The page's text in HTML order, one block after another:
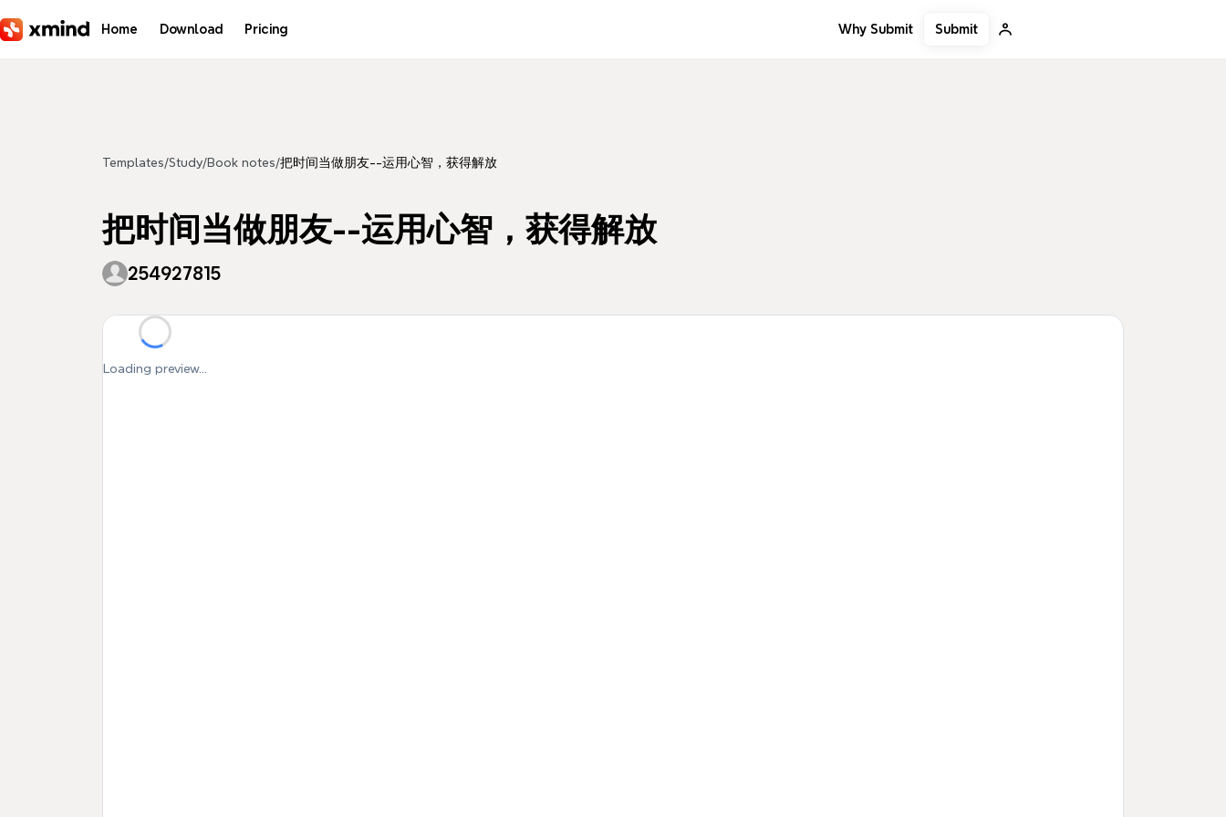
Home Download Pricing Why Submit Submit
Templates/Study/Book notes/把时间当做朋友--运用心智，获得解放
把时间当做朋友--运用心智，获得解放
254927815
Loading preview...